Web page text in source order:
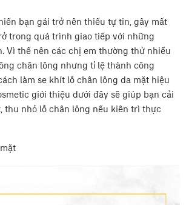
bạn gái trở nên thiếu tự tin, gây mất
trong quá trình giao tiếp với những
Vì thế nên các chị em thường thử nhiều
chân lông nhưng tỉ lệ thành công
làm se khít lỗ chân lông da mặt hiệu
giới thiệu dưới đây sẽ giúp bạn cải
thu nhỏ lỗ chân lông nếu kiên trì thực